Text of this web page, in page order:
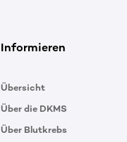
Informieren
Übersicht
Über die DKMS
Über Blutkrebs